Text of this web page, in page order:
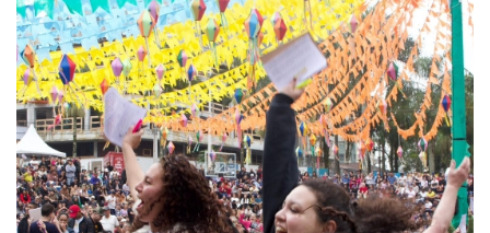
07/08/2026 | 07:00
Prefeitura de Itapema segue com credenciamento aberto para artistas e
produtores culturais
ITAPEMA